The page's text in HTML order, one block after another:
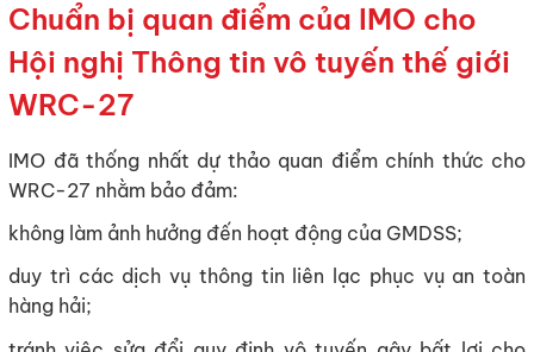
Chuẩn bị quan điểm của IMO cho
Hội nghị Thông tin vô tuyến thế giới
WRC-27
IMO đã thống nhất dự thảo quan điểm chính thức cho
WRC-27 nhằm bảo đảm:
không làm ảnh hưởng đến hoạt động của GMDSS;
duy trì các dịch vụ thông tin liên lạc phục vụ an toàn
hàng hải;